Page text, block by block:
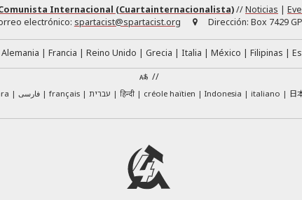
Internacional (Cuartainternacionalista)//Noticias |
electrónico: spartacist@spartacist.org Dirección: Box 7429
Alemania Francia Reino Unido Grecia Italia México Filipinas
//
فارسی français עברית हिन्दी créole haïtien Indonesia italiano 日